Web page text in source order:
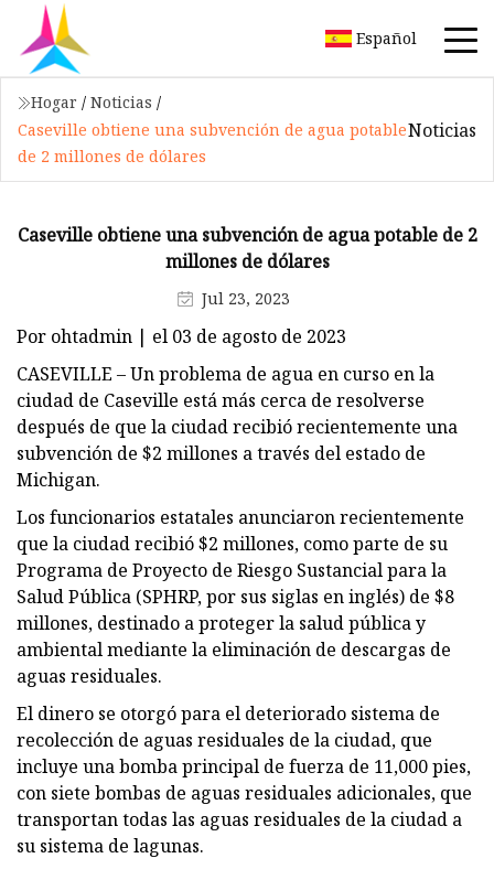
Español
Hogar / Noticias /
Caseville obtiene una subvención de agua potable
de 2 millones de dólares
Noticias
Caseville obtiene una subvención de agua potable de 2
millones de dólares
Jul 23, 2023
Por ohtadmin | el 03 de agosto de 2023
CASEVILLE – Un problema de agua en curso en la
ciudad de Caseville está más cerca de resolverse
después de que la ciudad recibió recientemente una
subvención de $2 millones a través del estado de
Michigan.
Los funcionarios estatales anunciaron recientemente
que la ciudad recibió $2 millones, como parte de su
Programa de Proyecto de Riesgo Sustancial para la
Salud Pública (SPHRP, por sus siglas en inglés) de $8
millones, destinado a proteger la salud pública y
ambiental mediante la eliminación de descargas de
aguas residuales.
El dinero se otorgó para el deteriorado sistema de
recolección de aguas residuales de la ciudad, que
incluye una bomba principal de fuerza de 11,000 pies,
con siete bombas de aguas residuales adicionales, que
transportan todas las aguas residuales de la ciudad a
su sistema de lagunas.